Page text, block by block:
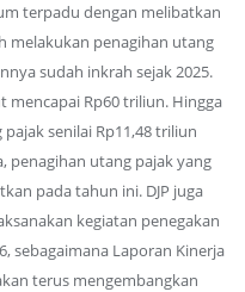
terpadu dengan melibatkan
melakukan penagihan utang
sudah inkrah sejak 2025.
Rp60 triliun. Hingga
senilai Rp11,48 triliun
penagihan utang pajak yang
pada tahun ini. DJP juga
kegiatan penegakan
sebagaimana Laporan Kinerja
terus mengembangkan